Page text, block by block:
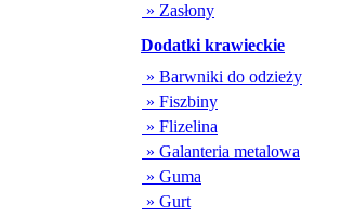
» Zasłony
Dodatki krawieckie
» Barwniki do odzieży
» Fiszbiny
» Flizelina
» Galanteria metalowa
» Guma
» Gurt